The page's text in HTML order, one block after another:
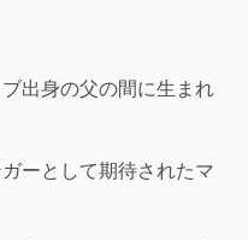
出身の父の間に生まれ
ーとして期待されたマ